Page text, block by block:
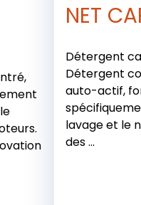
NET
Détergent
Détergent
auto-actif,
lavage et le
des ...